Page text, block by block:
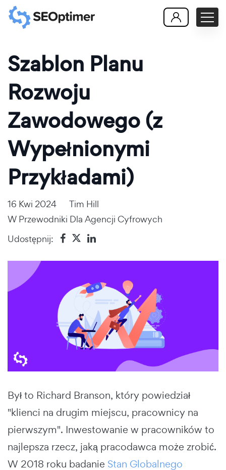
Szablon Planu
Rozwoju
Zawodowego (z
Wypełnionymi
Przykładami)
16 Kwi 2024
Tim Hill
W Przewodniki Dla Agencji Cyfrowych
Udostępnij:
Był to Richard Branson, który powiedział
"klienci na drugim miejscu, pracownicy na
pierwszym". Inwestowanie w pracowników to
najlepsza rzecz, jaką pracodawca może zrobić.
W 2018 roku badanie Stan Globalnego